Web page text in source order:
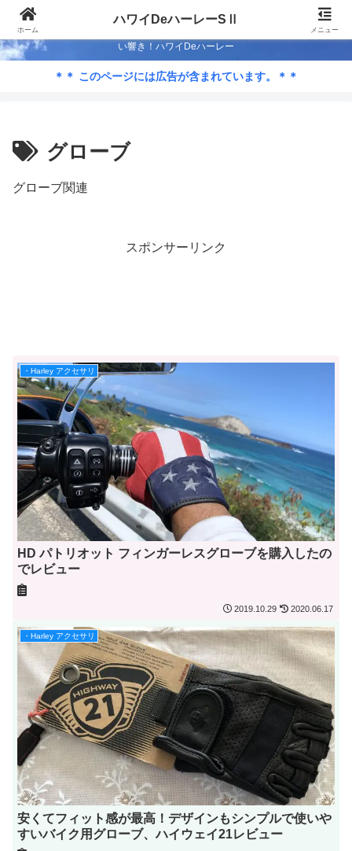
Season-Ⅱ 50歳も半ば…ハワイでハーレー ライフを満喫するため低予算カス
タム？ 2代目のストリートグライドで週末はライド！ 蒼い海…蒼い空…心地よ
い響き！ハワイDeハーレー
＊＊ このページには広告が含まれています。＊＊
グローブ
グローブ関連
スポンサーリンク
・Harley アクセサリ
HD パトリオット フィンガーレスグローブを購入したの
でレビュー
2019.10.29 2020.06.17
・Harley アクセサリ
安くてフィット感が最高！デザインもシンプルで使いや
すいバイク用グローブ、ハイウェイ21レビュー
ホーム
ハワイDeハーレーSⅡ
メニュー